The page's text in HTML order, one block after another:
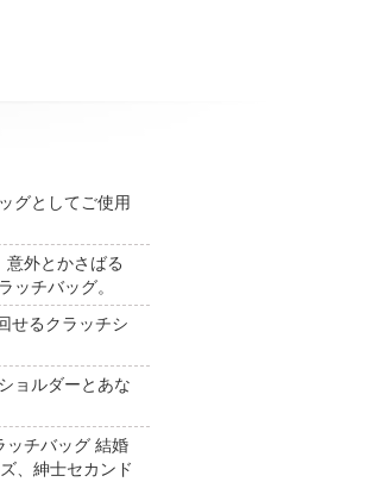
グとしてご使用
外とかさばる
ッチバッグ。
せるクラッチシ
ョルダーとあな
ッチバッグ 結婚
、紳士セカンド